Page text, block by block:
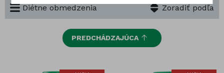
Zoradiť podľa
Diétne obmedzenia
PREDCHÁDZAJÚCA